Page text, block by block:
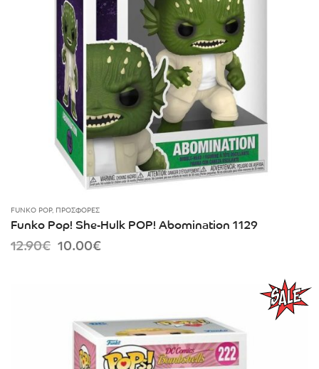
FUNKO POP, ΠΡΟΣΦΟΡΈΣ
Funko Pop! She-Hulk POP! Abomination 1129
12.90€ Original
10.00€Current